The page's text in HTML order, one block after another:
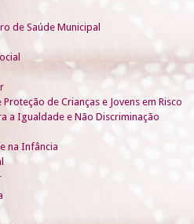
de Saúde Municipal
Proteção de Crianças e Jovens em Risco
a Igualdade e Não Discriminação
na Infância